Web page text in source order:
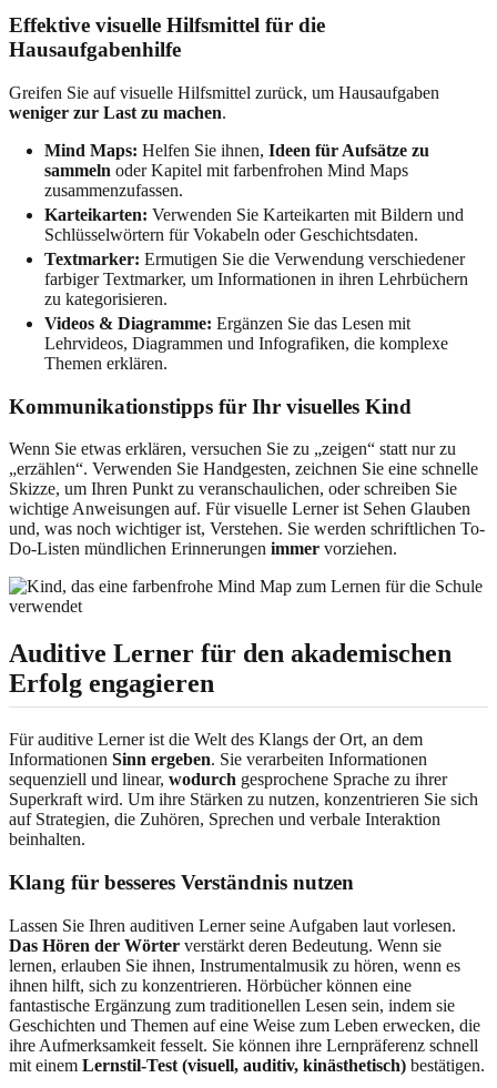
Effektive visuelle Hilfsmittel für die
Hausaufgabenhilfe
Greifen Sie auf visuelle Hilfsmittel zurück, um Hausaufgaben
weniger zur Last zu machen.
Mind Maps: Helfen Sie ihnen, Ideen für Aufsätze zu
sammeln oder Kapitel mit farbenfrohen Mind Maps
zusammenzufassen.
Karteikarten: Verwenden Sie Karteikarten mit Bildern und
Schlüsselwörtern für Vokabeln oder Geschichtsdaten.
Textmarker: Ermutigen Sie die Verwendung verschiedener
farbiger Textmarker, um Informationen in ihren Lehrbüchern
zu kategorisieren.
Videos & Diagramme: Ergänzen Sie das Lesen mit
Lehrvideos, Diagrammen und Infografiken, die komplexe
Themen erklären.
Kommunikationstipps für Ihr visuelles Kind
Wenn Sie etwas erklären, versuchen Sie zu „zeigen“ statt nur zu
„erzählen“. Verwenden Sie Handgesten, zeichnen Sie eine schnelle
Skizze, um Ihren Punkt zu veranschaulichen, oder schreiben Sie
wichtige Anweisungen auf. Für visuelle Lerner ist Sehen Glauben
und, was noch wichtiger ist, Verstehen. Sie werden schriftlichen To-
Do-Listen mündlichen Erinnerungen immer vorziehen.
Auditive Lerner für den akademischen
Erfolg engagieren
Für auditive Lerner ist die Welt des Klangs der Ort, an dem
Informationen Sinn ergeben. Sie verarbeiten Informationen
sequenziell und linear, wodurch gesprochene Sprache zu ihrer
Superkraft wird. Um ihre Stärken zu nutzen, konzentrieren Sie sich
auf Strategien, die Zuhören, Sprechen und verbale Interaktion
beinhalten.
Klang für besseres Verständnis nutzen
Lassen Sie Ihren auditiven Lerner seine Aufgaben laut vorlesen.
Das Hören der Wörter verstärkt deren Bedeutung. Wenn sie
lernen, erlauben Sie ihnen, Instrumentalmusik zu hören, wenn es
ihnen hilft, sich zu konzentrieren. Hörbücher können eine
fantastische Ergänzung zum traditionellen Lesen sein, indem sie
Geschichten und Themen auf eine Weise zum Leben erwecken, die
ihre Aufmerksamkeit fesselt. Sie können ihre Lernpräferenz schnell
mit einem Lernstil-Test (visuell, auditiv, kinästhetisch) bestätigen.